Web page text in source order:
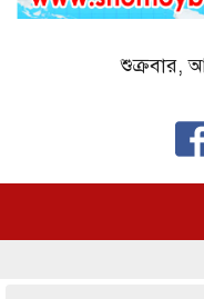
শুক্রবার,